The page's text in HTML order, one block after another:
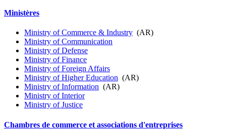
Ministères
Ministry of Commerce & Industry (AR)
Ministry of Communication
Ministry of Defense
Ministry of Finance
Ministry of Foreign Affairs
Ministry of Higher Education (AR)
Ministry of Information (AR)
Ministry of Interior
Ministry of Justice
Chambres de commerce et associations d'entreprises